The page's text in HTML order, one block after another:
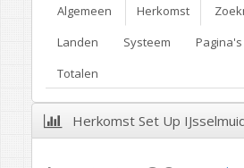
Algemeen Herkomst
Landen
Systeem Pagina's
Totalen
Herkomst Set Up